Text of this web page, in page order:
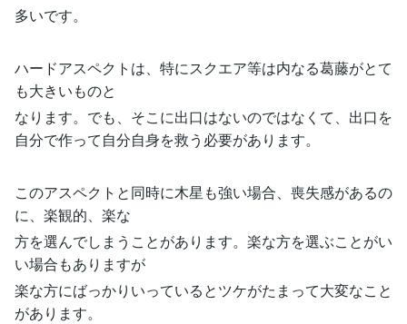
多いです。
ハードアスペクトは、特にスクエア等は内なる葛藤がとて
も大きいものと
なります。でも、そこに出口はないのではなくて、出口を
自分で作って自分自身を救う必要があります。
このアスペクトと同時に木星も強い場合、喪失感があるの
に、楽観的、楽な
方を選んでしまうことがあります。楽な方を選ぶことがい
い場合もありますが
楽な方にばっかりいっているとツケがたまって大変なこと
があります。